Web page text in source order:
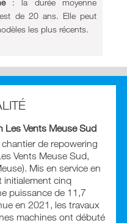
: la durée moyenne
est de 20 ans. Elle peut
les plus récents.
Les Vents Meuse Sud
de repowering
Vents Meuse Sud,
Mis en service en
initialement cinq
puissance de 11,7
en 2021, les travaux
machines ont débuté